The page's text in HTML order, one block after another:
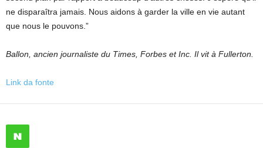
ne disparaîtra jamais. Nous aidons à garder la ville en vie autant
que nous le pouvons.”
Ballon, ancien journaliste du Times, Forbes et Inc. Il vit à Fullerton.
Link da fonte